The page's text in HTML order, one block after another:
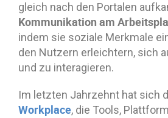
gleich nach den Portalen
Kommunikation am
indem sie soziale Merkmale
den Nutzern erleichtern, sich
und zu interagieren.
Im letzten Jahrzehnt hat sich
Workplace, die Tools,